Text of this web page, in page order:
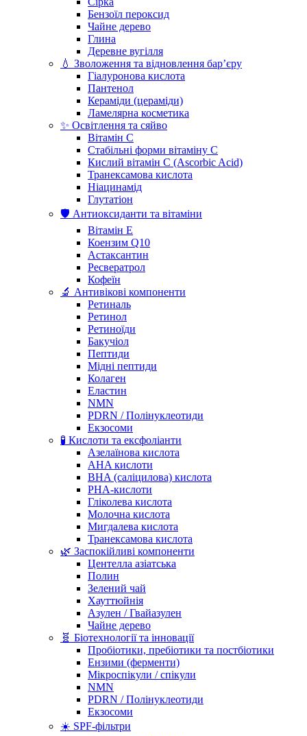
Бензоїл пероксид
Чайне дерево
Глина
Деревне вугілля
💧 Зволоження та відновлення бар’єру
Гіалуронова кислота
Пантенол
Кераміди (цераміди)
Ламелярна косметика
✨ Освітлення та сяйво
Вітамін С
Стабільні форми вітаміну С
Кислий вітамін С (Ascorbic Acid)
Транексамова кислота
Ніацинамід
Глутатіон
🛡️ Антиоксиданти та вітаміни
Вітамін Е
Коензим Q10
Астаксантин
Ресвератрол
Кофеїн
🔬 Антивікові компоненти
Ретиналь
Ретинол
Ретиноїди
Бакучіол
Пептиди
Мідні пептиди
Колаген
Еластин
NMN
PDRN / Полінуклеотиди
Екзосоми
🧪 Кислоти та ексфоліанти
Азелаїнова кислота
AHA кислоти
BHA (саліцилова) кислота
PHA-кислоти
Гліколева кислота
Молочна кислота
Мигдалева кислота
Транексамова кислота
🌿 Заспокійливі компоненти
Центелла азіатська
Полин
Зелений чай
Хауттюйнія
Азулен / Гвайазулен
Чайне дерево
🧬 Біотехнології та інновації
Пробіотики, пребіотики та постбіотики
Ензими (ферменти)
Мікроспікули / спікули
NMN
PDRN / Полінуклеотиди
Екзосоми
☀️ SPF-фільтри